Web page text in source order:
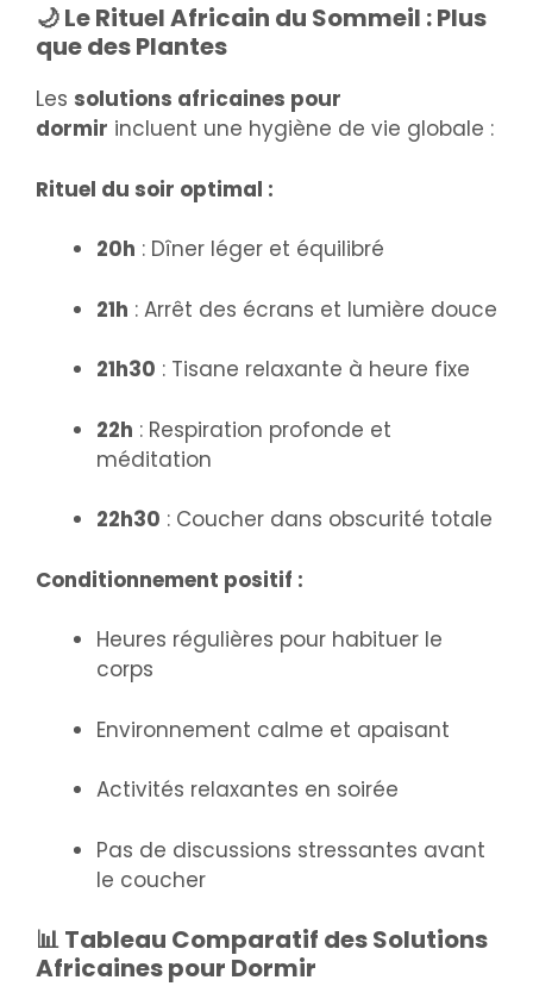
🌙 Le Rituel Africain du Sommeil : Plus
que des Plantes
Les solutions africaines pour
dormir incluent une hygiène de vie globale :
Rituel du soir optimal :
20h : Dîner léger et équilibré
21h : Arrêt des écrans et lumière douce
21h30 : Tisane relaxante à heure fixe
22h : Respiration profonde et
méditation
22h30 : Coucher dans obscurité totale
Conditionnement positif :
Heures régulières pour habituer le
corps
Environnement calme et apaisant
Activités relaxantes en soirée
Pas de discussions stressantes avant
le coucher
📊 Tableau Comparatif des Solutions
Africaines pour Dormir